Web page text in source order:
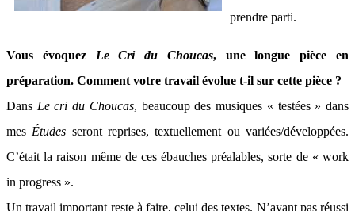
prendre parti.
Vous évoquez Le Cri du Choucas, une longue pièce en
préparation. Comment votre travail évolue t-il sur cette pièce ?
Dans Le cri du Choucas, beaucoup des musiques « testées » dans
mes Études seront reprises, textuellement ou variées/développées.
C’était la raison même de ces ébauches préalables, sorte de « work
in progress ».
Un travail important reste à faire, celui des textes. N’ayant pas réussi